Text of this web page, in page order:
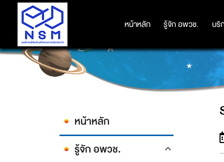
หน้าหลัก รู้จัก อพวช. บริ
หน้าหลัก รู้จัก อพวช. บริ
หน้าหลัก
รู้จัก อพวช.